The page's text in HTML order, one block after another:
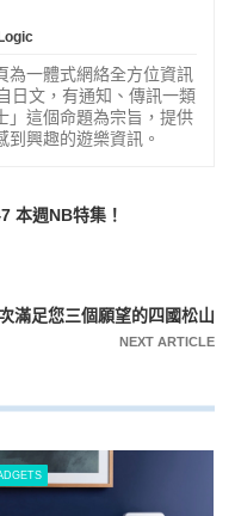
為一體式網絡全方位資訊
日文，有通知、傳訊一類
」這個命題為宗旨，提供
興趣的遊樂資訊。
本週NB特集！
滿足您三個願望的四國松山
NEXT ARTICLE